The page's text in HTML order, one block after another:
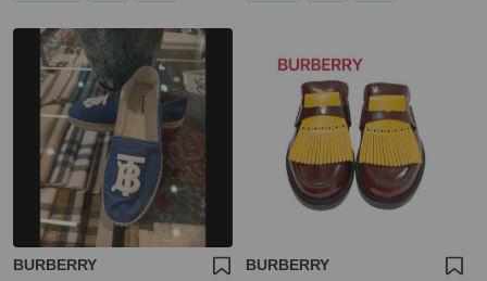
BURBERRY BURBERRY